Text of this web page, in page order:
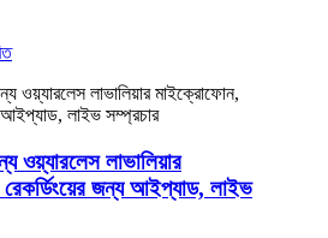
লাভালিয়ার
জন্য আইপ্যাড, লাইভ